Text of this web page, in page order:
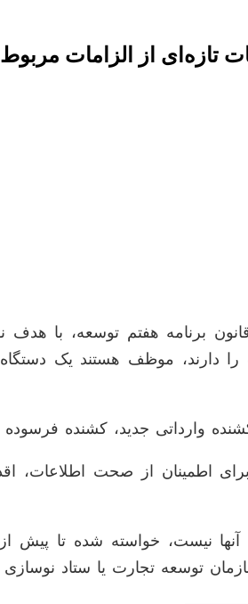
تازه‌ای از الزامات
اساس این اطلاعیه که در راستای اجرای آیین‌نامه اجرایی
وارداتی جدید، کشنده
اطمینان از صحت اطلاعات،
نیست، خواسته شده تا پیش
توسعه تجارت یا ستاد